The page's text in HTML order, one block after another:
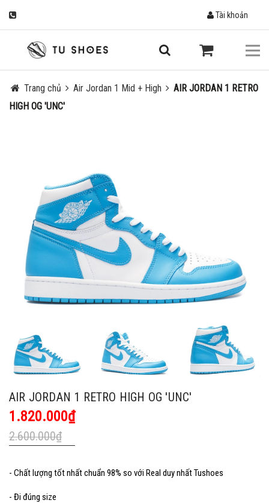
Tài khoản
Trang chủ Air Jordan 1 Mid + High
AIR JORDAN 1 RETRO
HIGH OG 'UNC'
AIR JORDAN 1 RETRO HIGH OG 'UNC'
1.820.000₫
2.600.000₫
- Chất lượng tốt nhất chuẩn 98% so với Real duy nhất Tushoes
- Đi đúng size